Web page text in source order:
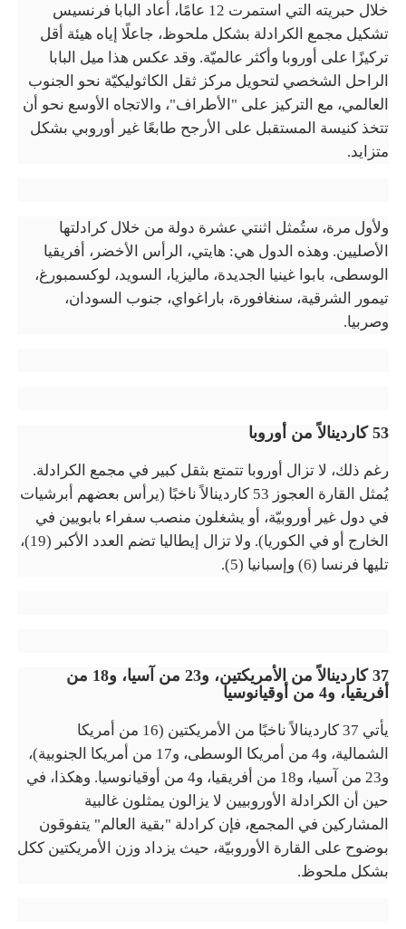
خلال حبريته التي استمرت 12 عامًا، أعاد البابا فرنسيس
تشكيل مجمع الكرادلة بشكل ملحوظ، جاعلًا إياه هيئة أقل
تركيزًا على أوروبا وأكثر عالميّة. وقد عكس هذا ميل البابا
الراحل الشخصي لتحويل مركز ثقل الكاثوليكيّة نحو الجنوب
العالمي، مع التركيز على "الأطراف"، والاتجاه الأوسع نحو أن
تتخذ كنيسة المستقبل على الأرجح طابعًا غير أوروبي بشكل
متزايد.
ولأول مرة، ستُمثل اثنتي عشرة دولة من خلال كرادلتها
الأصليين. وهذه الدول هي: هايتي، الرأس الأخضر، أفريقيا
الوسطى، بابوا غينيا الجديدة، ماليزيا، السويد، لوكسمبورغ،
تيمور الشرقية، سنغافورة، باراغواي، جنوب السودان،
وصربيا.
53 كاردينالاً من أوروبا
رغم ذلك، لا تزال أوروبا تتمتع بثقل كبير في مجمع الكرادلة.
يُمثل القارة العجوز 53 كاردينالاً ناخبًا (يرأس بعضهم أبرشيات
في دول غير أوروبيّة، أو يشغلون منصب سفراء بابويين في
الخارج أو في الكوريا). ولا تزال إيطاليا تضم
العدد الأكبر (19)،
تليها فرنسا (6) وإسبانيا (5).
37 كاردينالاً من الأمريكتين، و23 من آسيا، و18 من
أفريقيا، و4 من أوقيانوسيا
يأتي 37 كاردينالاً ناخبًا من الأمريكتين (16 من أمريكا
الشمالية، و4 من أمريكا الوسطى، و17 من أمريكا الجنوبية)،
و23 من آسيا، و18 من أفريقيا، و4 من أوقيانوسيا
. وهكذا، في
حين أن الكرادلة الأوروبيين لا يزالون يمثلون غالبية
المشاركين في المجمع، فإن كرادلة "بقية العالم" يتفوقون
بوضوح على القارة الأوروبيّة، حيث يزداد وزن الأمريكتين ككل
بشكل ملحوظ.